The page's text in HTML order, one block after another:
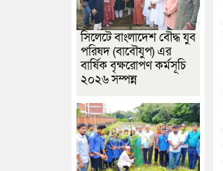
সিলেটে বাংলাদেশ বৌদ্ধ যুব
পরিষদ (বাবৌযুপ) এর
বার্ষিক বৃক্ষরোপণ কর্মসূচি
২০২৬ সম্পন্ন